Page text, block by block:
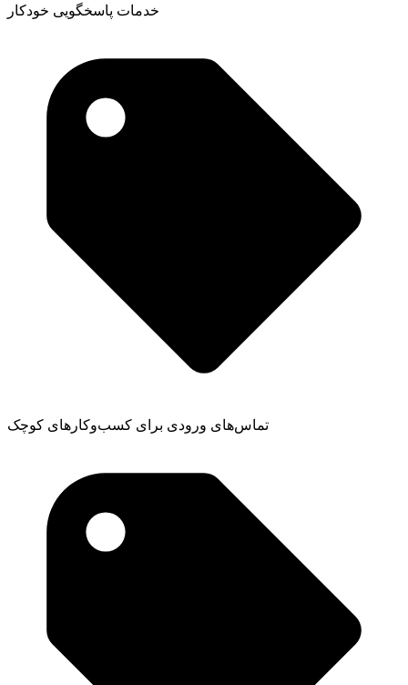
خدمات پاسخگویی خودکار
تماس‌های ورودی برای کسب‌وکارهای کوچک